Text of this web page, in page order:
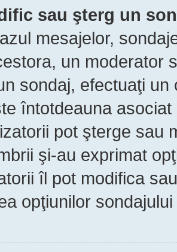
sau şterg un
mesajelor,
un moderator
sondaj, efectuaţi
întotdeauna
pot şterge sau
şi-au exprimat
îl pot modifica
opţiunilor